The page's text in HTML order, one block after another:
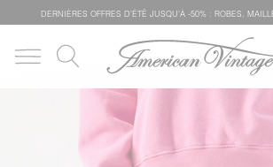
DERNIÈRES OFFRES D'ÉTÊ JUSQU'À -50% : ROBES,